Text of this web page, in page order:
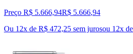
Preço R$ 5.666,94R$ 5.666,94
Ou 12x de R$ 472,25 sem jurosou 12x de